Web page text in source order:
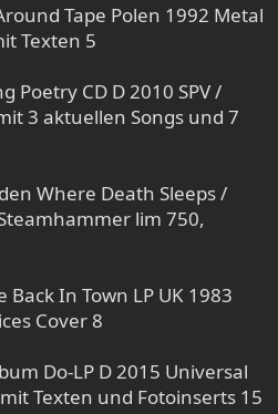
Tape Polen 1992 Metal
Texten 5
Poetry CD D 2010 SPV /
3 aktuellen Songs und 7
Where Death Sleeps /
lim 750,
Back In Town LP UK 1983
Cover 8
Do-LP D 2015 Universal
Texten und Fotoinserts 15